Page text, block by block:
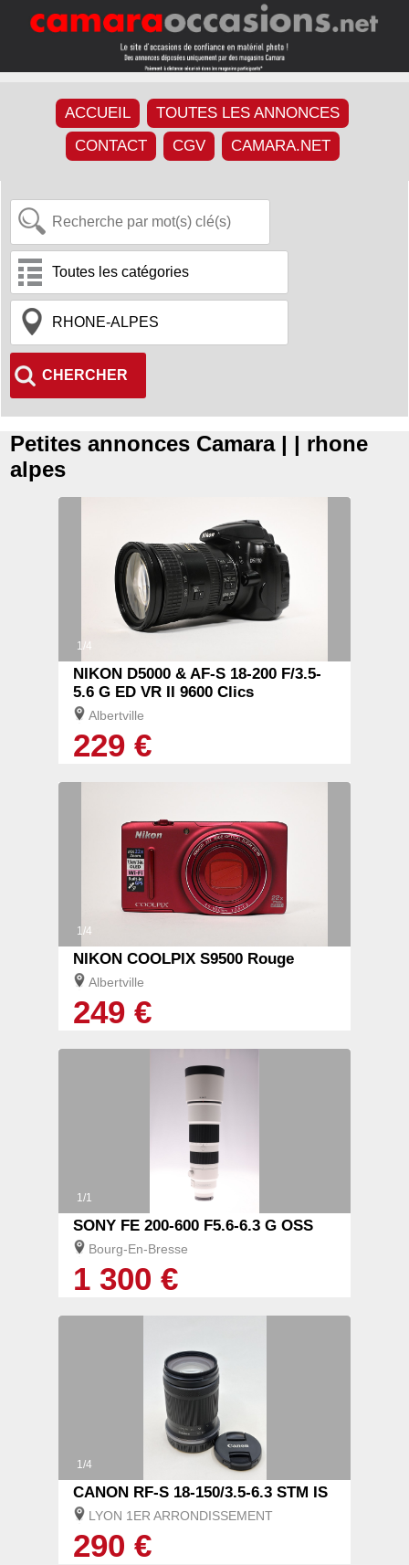
ACCUEIL
TOUTES LES ANNONCES
CONTACT
CGV CAMARA.NET
CHERCHER
Petites annonces Camara | | rhone
alpes
1/4
NIKON D5000 & AF-S 18-200 F/3.5-
5.6 G ED VR II 9600 Clics
Albertville
229 €
1/4
NIKON COOLPIX S9500 Rouge
Albertville
249 €
1/1
SONY FE 200-600 F5.6-6.3 G OSS
Bourg-En-Bresse
1 300 €
1/4
CANON RF-S 18-150/3.5-6.3 STM IS
LYON 1ER ARRONDISSEMENT
290 €